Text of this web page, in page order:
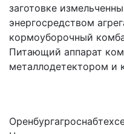
заготовке
энергосредством
кормоуборочный
Питающий аппарат
металлодетектором и